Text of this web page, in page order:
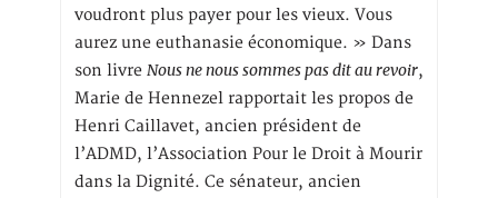
voudront plus payer pour les vieux. Vous
aurez une euthanasie économique. » Dans
son livre Nous ne nous sommes pas dit au revoir,
Marie de Hennezel rapportait les propos de
Henri Caillavet, ancien président de
l’ADMD, l’Association Pour le Droit à Mourir
dans la Dignité. Ce sénateur, ancien